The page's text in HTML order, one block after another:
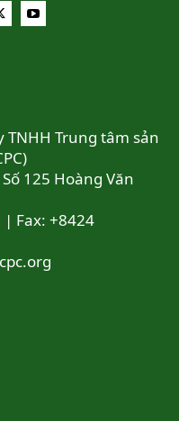
TNHH Trung tâm sản
125 Hoàng Văn
Fax: +8424